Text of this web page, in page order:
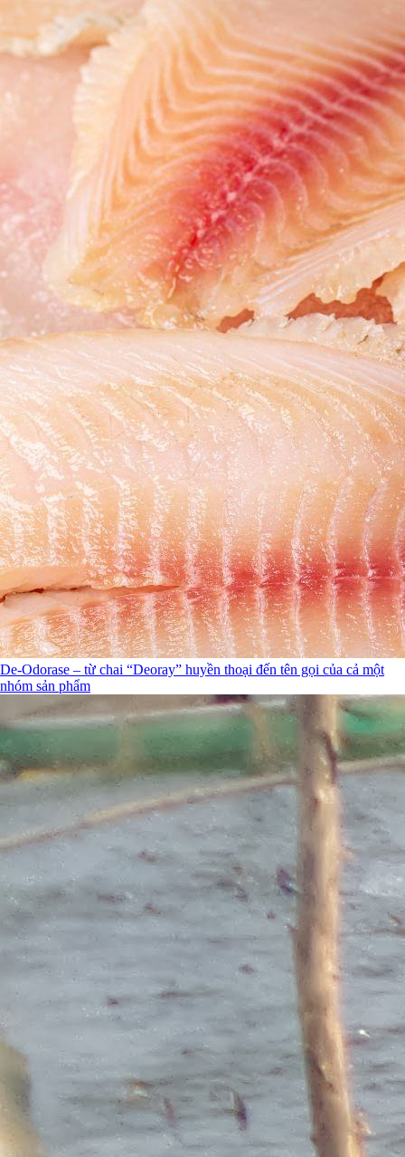
De-Odorase – từ chai “Deoray” huyền thoại đến tên gọi của cả một
nhóm sản phẩm